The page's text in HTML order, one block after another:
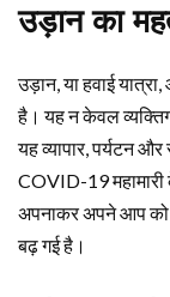
उड़ान का
उड़ान, या हवाई
है। यह न केवल
यह व्यापार, पर्यटन
COVID-19 महामारी
अपनाकर अपने आप को
बढ़ गई है।